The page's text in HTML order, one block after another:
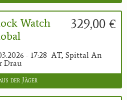
329,00 €
Watch
- 17:28 AT, Spittal An
Drau
der Jäger